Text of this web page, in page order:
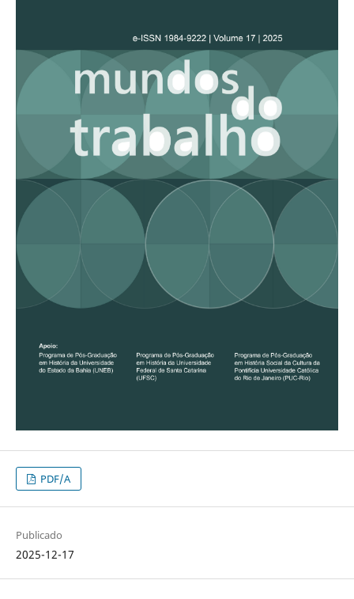
PDF/A
Publicado
2025-12-17